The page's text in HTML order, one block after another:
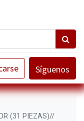
Síguenos
(31 PIEZAS)//